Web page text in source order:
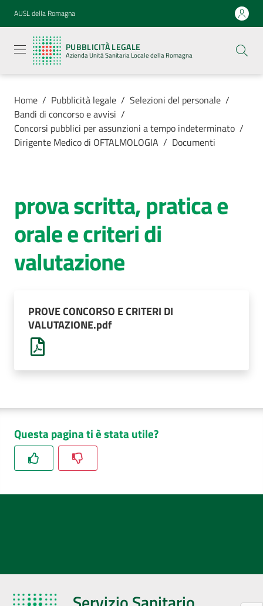
Vai al contenuto
Vai alla navigazione
Vai al footer
AUSL della Romagna
PUBBLICITÀ LEGALE
Azienda Unità Sanitaria Locale della Romagna
legale
Azienda
Unità
Locale della
Luoghi di
cura
Home / Pubblicità legale / Selezioni del personale /
Bandi di concorso e avvisi /
Concorsi pubblici per assunzioni a tempo indeterminato /
Dirigente Medico di OFTALMOLOGIA / Documenti
prova scritta, pratica e
orale e criteri di
valutazione
PROVE CONCORSO E CRITERI DI
VALUTAZIONE.pdf
Questa pagina ti è stata utile?